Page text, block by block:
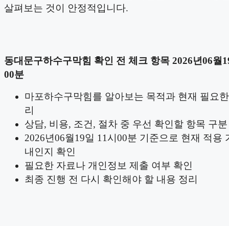
살펴보는 것이 안정적입니다.
동대문구하수구막힘 확인 전 체크 항목 2026년06월
00분
마포하수구막힘를 알아보는 목적과 현재 필요
리
상담, 비용, 조건, 절차 중 우선 확인할 항목 구분
2026년06월19일 11시00분 기준으로 현재 적용
내인지 확인
필요한 자료나 개인정보 제출 여부 확인
최종 진행 전 다시 확인해야 할 내용 정리